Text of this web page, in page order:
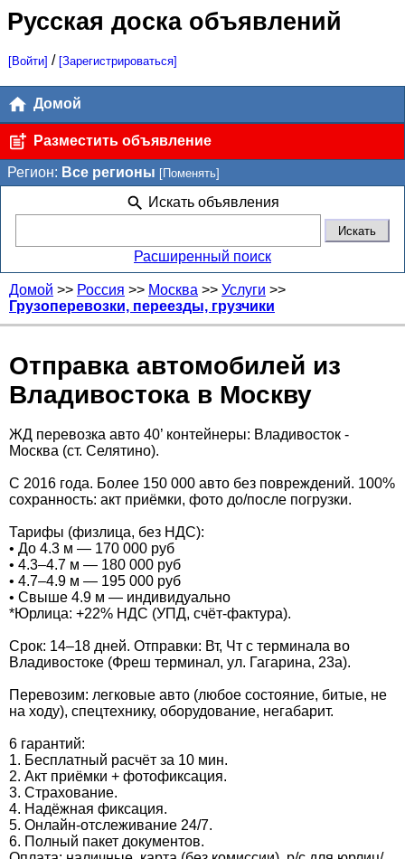
Русская доска объявлений
[Войти] / [Зарегистрироваться]
Домой
Разместить объявление
Регион: Все регионы [Поменять]
Искать объявления
Расширенный поиск
Домой >> Россия >> Москва >> Услуги >>
Грузоперевозки, переезды, грузчики
Отправка автомобилей из
Владивостока в Москву
ЖД перевозка авто 40’ контейнеры: Владивосток -
Москва (ст. Селятино).
С 2016 года. Более 150 000 авто без повреждений. 100%
сохранность: акт приёмки, фото до/после погрузки.
Тарифы (физлица, без НДС):
• До 4.3 м — 170 000 руб
• 4.3–4.7 м — 180 000 руб
• 4.7–4.9 м — 195 000 руб
• Свыше 4.9 м — индивидуально
*Юрлица: +22% НДС (УПД, счёт-фактура).
Срок: 14–18 дней. Отправки: Вт, Чт с терминала во
Владивостоке (Фреш терминал, ул. Гагарина, 23а).
Перевозим: легковые авто (любое состояние, битые, не
на ходу), спецтехнику, оборудование, негабарит.
6 гарантий:
1. Бесплатный расчёт за 10 мин.
2. Акт приёмки + фотофиксация.
3. Cтрахование.
4. Надёжная фиксация.
5. Онлайн-отслеживание 24/7.
6. Полный пакет документов.